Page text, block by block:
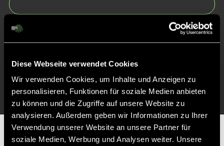
Diese Webseite verwendet Cookies
Wir verwenden Cookies, um Inhalte und Anzeigen zu
personalisieren, Funktionen für soziale Medien anbieten
zu können und die Zugriffe auf unsere Website zu
analysieren. Außerdem geben wir Informationen zu Ihrer
Verwendung unserer Website an unsere Partner für
soziale Medien, Werbung und Analysen weiter. Unsere
Partner